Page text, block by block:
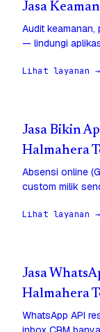
Jasa
Audit keamanan,
— lindungi
Lihat layanan →
Jasa Bikin
Halmahera
Absensi online
custom milik
Lihat layanan →
Jasa
Halmahera
WhatsApp API